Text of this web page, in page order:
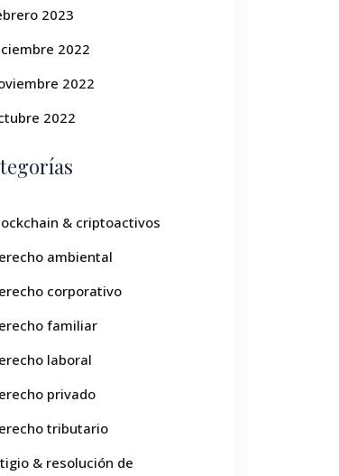
2023
2022
2022
2022
& criptoactivos
ambiental
corporativo
familiar
laboral
privado
tributario
& resolución de